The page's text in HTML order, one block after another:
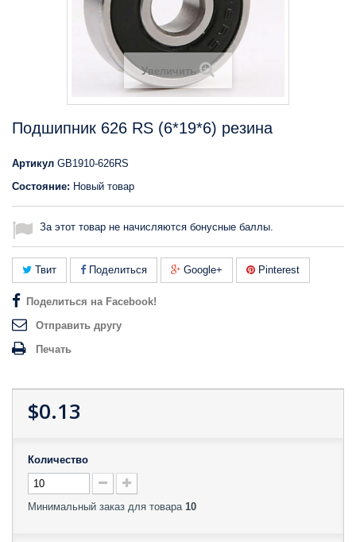
Увеличить
Подшипник 626 RS (6*19*6) резина
Артикул GB1910-626RS
Состояние: Новый товар
За этот товар не начисляются бонусные баллы.
Твит Поделиться Google+ Pinterest
Поделиться на Facebook!
Отправить другу
Печать
$0.13
Количество
Минимальный заказ для товара 10